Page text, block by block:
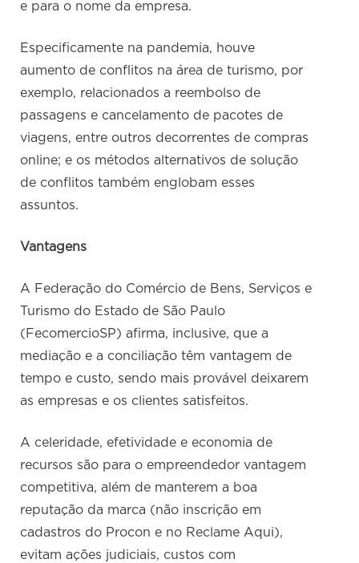
e para o nome da empresa.
Especificamente na pandemia, houve
aumento de conflitos na área de turismo, por
exemplo, relacionados a reembolso de
passagens e cancelamento de pacotes de
viagens, entre outros decorrentes de compras
online; e os métodos alternativos de solução
de conflitos também englobam esses
assuntos.
Vantagens
A Federação do Comércio de Bens, Serviços e
Turismo do Estado de São Paulo
(FecomercioSP) afirma, inclusive, que a
mediação e a conciliação têm vantagem de
tempo e custo, sendo mais provável deixarem
as empresas e os clientes satisfeitos.
A celeridade, efetividade e economia de
recursos são para o empreendedor vantagem
competitiva, além de manterem a boa
reputação da marca (não inscrição em
cadastros do Procon e no Reclame Aqui),
evitam ações judiciais, custos com